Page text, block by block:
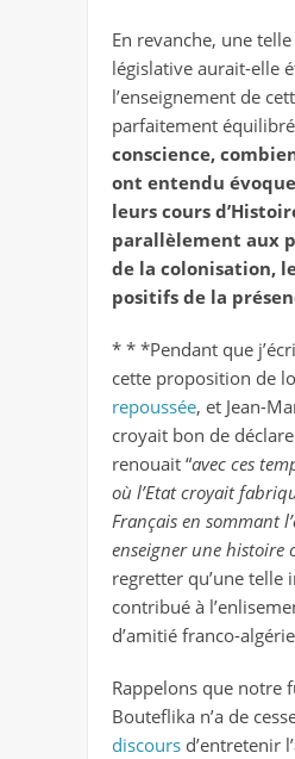
En revanche, une
législative aurait-elle
l’enseignement de
parfaitement
conscience,
ont entendu
leurs cours
parallèlement aux
de la colonisation,
positifs de la
* * *Pendant que
cette proposition de
repoussée, et Jean-
croyait bon de
renouait “avec ces
où l’Etat croyait
Français en sommant
enseigner une histoire
regretter qu’une telle
contribué à
d’amitié franco-
Rappelons que notre
Bouteflika n’a de
discours d’entretenir